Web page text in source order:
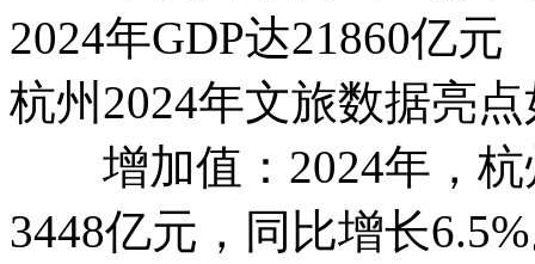
2024年GDP达21860亿
杭州2024年文旅数据亮
增加值：2024年，杭
3448亿元，同比增长